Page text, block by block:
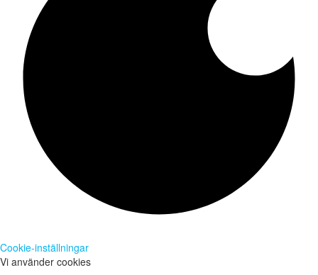
Cookie-inställningar
Vi använder cookies